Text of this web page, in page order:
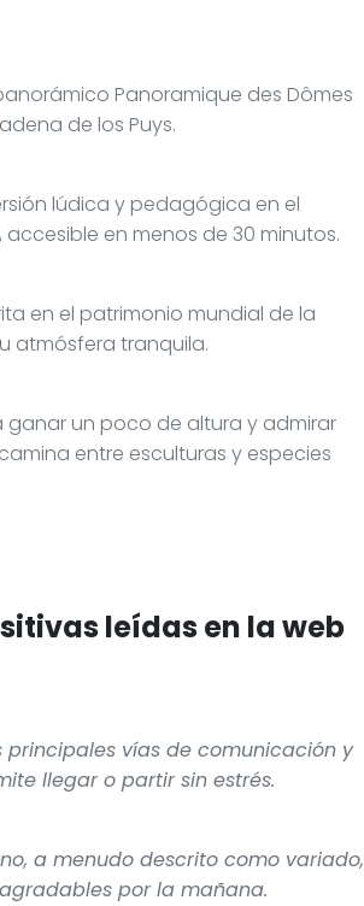
Panoramique des Dômes
de los Puys.
lúdica y pedagógica en el
en menos de 30 minutos.
en el patrimonio mundial de la
atmósfera tranquila.
ganar un poco de altura y admirar
entre esculturas y especies
leídas en la web
vías de comunicación y
llegar o partir sin estrés.
a menudo descrito como variado,
por la mañana.